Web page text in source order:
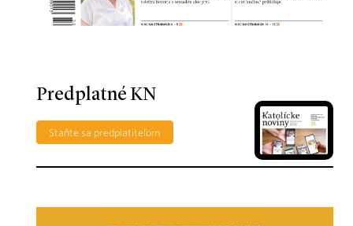
Predplatné KN
Staňte sa predplatiteľom